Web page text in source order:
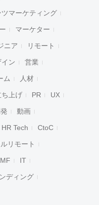
ツマーケティング
マーケター
ニア リモート
イン 営業
ム 人材
ち上げ PR UX
動画
HR Tech CtoC
リモート
IT
ディング